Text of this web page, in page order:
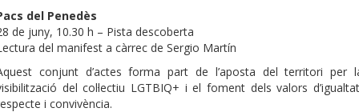
del Penedès
de juny, 10.30 h – Pista descoberta
del manifest a càrrec de Sergio Martín
conjunt d’actes forma part de l’aposta del territori per
del col·lectiu LGTBIQ+ i el foment dels valors
i convivència.